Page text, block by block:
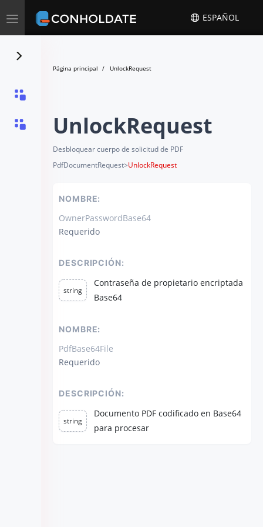
Toggle
navigation ESPAÑOL
Página principal UnlockRequest
UnlockRequest
Desbloquear cuerpo de solicitud de PDF
PdfDocumentRequest>UnlockRequest
NOMBRE:
OwnerPasswordBase64
Requerido
DESCRIPCIÓN:
string
Contraseña de propietario encriptada
Base64
NOMBRE:
PdfBase64File
Requerido
DESCRIPCIÓN:
string
Documento PDF codificado en Base64
para procesar